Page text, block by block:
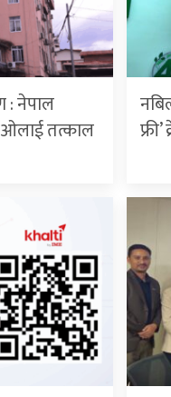
: नेपाल
तत्काल